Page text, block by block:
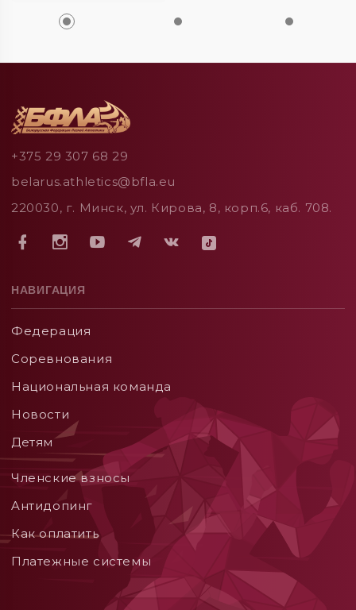
+375 29 307 68 29
belarus.athletics@bfla.eu
220030, г. Минск, ул. Кирова, 8, корп.6, каб. 708.
НАВИГАЦИЯ
Федерация
Соревнования
Национальная команда
Новости
Детям
Членские взносы
Aнтидопинг
Как оплатить
Платежные системы